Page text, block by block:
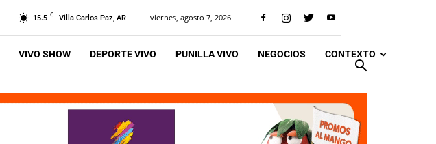
15.5 C Villa Carlos Paz, AR viernes, agosto 7, 2026
VIVO SHOW DEPORTE VIVO PUNILLA VIVO NEGOCIOS CONTEXTO